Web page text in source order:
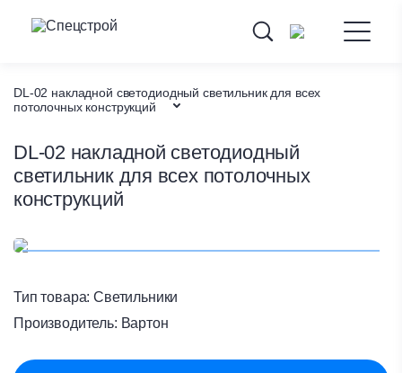
DL-02 накладной светодиодный светильник для всех
потолочных конструкций
Потолочные системы
DL-02 накладной светодиодный
светильник для всех потолочных
конструкций
Тип товара: Светильники
Производитель: Вартон